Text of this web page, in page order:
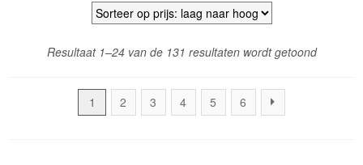
Resultaat 1–24 van de 131 resultaten wordt getoond
1 2 3 4 5 6